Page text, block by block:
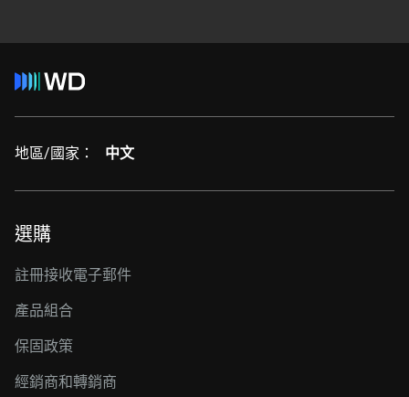
地區/國家： 中文
選購
註冊接收電子郵件
產品組合
保固政策
經銷商和轉銷商